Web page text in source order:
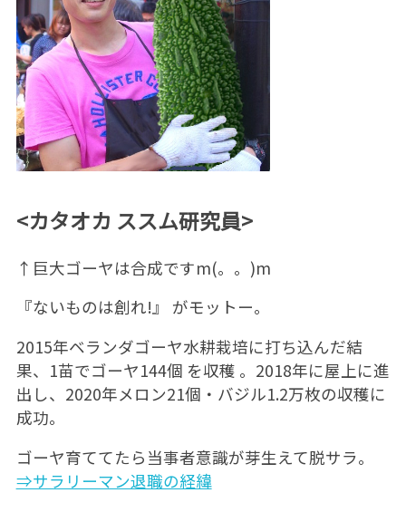
<カタオカ ススム研究員>
↑巨大ゴーヤは合成ですm(。。)m
『ないものは創れ!』 がモットー。
2015年ベランダゴーヤ水耕栽培に打ち込んだ結
果、1苗でゴーヤ144個 を収穫 。2018年に屋上に進
出し、2020年メロン21個・バジル1.2万枚の収穫に
成功。
ゴーヤ育ててたら当事者意識が芽生えて脱サラ。
⇒サラリーマン退職の経緯